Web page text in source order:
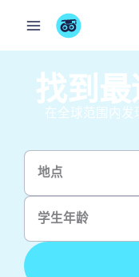
找到
在全球范围内发
地点
学生年龄